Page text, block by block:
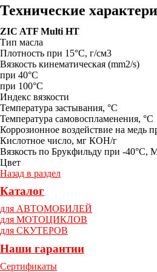
Технические
ZIC ATF Multi HT
Тип масла
Плотность при 15°C, г/см3
Вязкость кинематическая (mm2/s)
при 40°C
при 100°С
Индекс вязкости
Температура застывания, °C
Температура самовоспламенения, °C
Коррозионное воздействие на медь
Кислотное число, мг КОН/г
Вязкость по Брукфильду при -40°С,
Цвет
Назад в раздел
Каталог
для АВТОМОБИЛЕЙ
для МОТОЦИКЛОВ
для СКУТЕРОВ
Наши гарантии
Сертификаты